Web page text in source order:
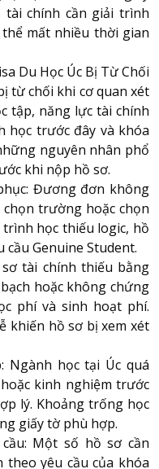
chính cần giải trình
mất nhiều thời gian
Du Học Úc Bị Từ Chối
từ chối khi cơ quan xét
tập, năng lực tài chính
học trước đây và khóa
nguyên nhân phổ
khi nộp hồ sơ.
Đương đơn không
trường hoặc chọn
trình học thiếu logic, hồ
Genuine Student.
tài chính thiếu bằng
hoặc không chứng
phí và sinh hoạt phí.
khiến hồ sơ bị xem xét
Ngành học tại Úc quá
kinh nghiệm trước
lý. Khoảng trống học
giấy tờ phù hợp.
Một số hồ sơ cần
yêu cầu của khóa